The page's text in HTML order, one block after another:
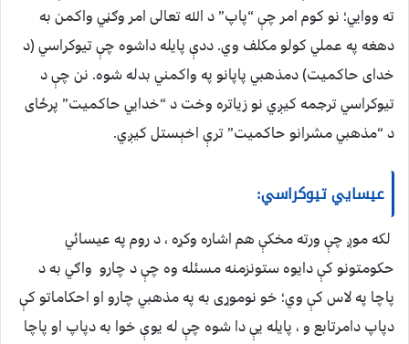
ته ووايي؛ نو کوم امر چې “پاپ” د الله تعالی امر وګڼي واکمن به
دهغه په عملي کولو مکلف وي. ددې پايله داشوه چې تيوکراسي (د
خدای حاکميت) دمذهبي پاپانو په واکمني بدله شوه. نن چې د
تيوکراسي ترجمه کيږي نو زياتره وخت د “خدايي حاکميت” پرځای
د “مذهبي مشرانو حاکميت” ترې اخېستل کيږي.
عيسايي تيوکراسي:
لکه موږ چې ورته مخکې هم اشاره وکړه ، د روم په عيسائي
حکومتونو کې دايوه ستونزمنه مسئله وه چې د چارو واګي به د
پاچا په لاس کې وي؛ خو نوموړی به په مذهبي چارو او احکاماتو کې
دپاپ دامرتابع و ، پايله يې دا شوه چې له يوې خوا به دپاپ او پاچا